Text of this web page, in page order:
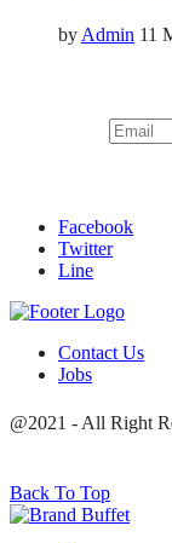
by Admin 11
Facebook
Twitter
Line
Contact Us
Jobs
@2021 - All Right
Back To Top